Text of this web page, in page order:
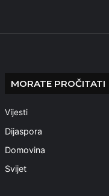
MORATE PROČITATI
Vijesti
Dijaspora
Domovina
Svijet